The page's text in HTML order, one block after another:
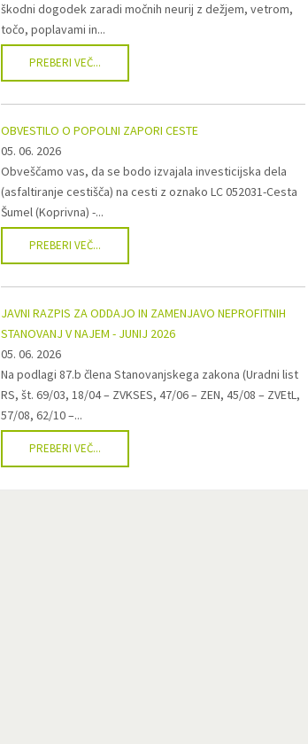
škodni dogodek zaradi močnih neurij z dežjem, vetrom,
točo, poplavami in...
PREBERI VEČ...
OBVESTILO O POPOLNI ZAPORI CESTE
05. 06. 2026
Obveščamo vas, da se bodo izvajala investicijska dela
(asfaltiranje cestišča) na cesti z oznako LC 052031-Cesta
Šumel (Koprivna) -...
PREBERI VEČ...
JAVNI RAZPIS ZA ODDAJO IN ZAMENJAVO NEPROFITNIH
STANOVANJ V NAJEM - JUNIJ 2026
05. 06. 2026
Na podlagi 87.b člena Stanovanjskega zakona (Uradni list
RS, št. 69/03, 18/04 – ZVKSES, 47/06 – ZEN, 45/08 – ZVEtL,
57/08, 62/10 –...
PREBERI VEČ...